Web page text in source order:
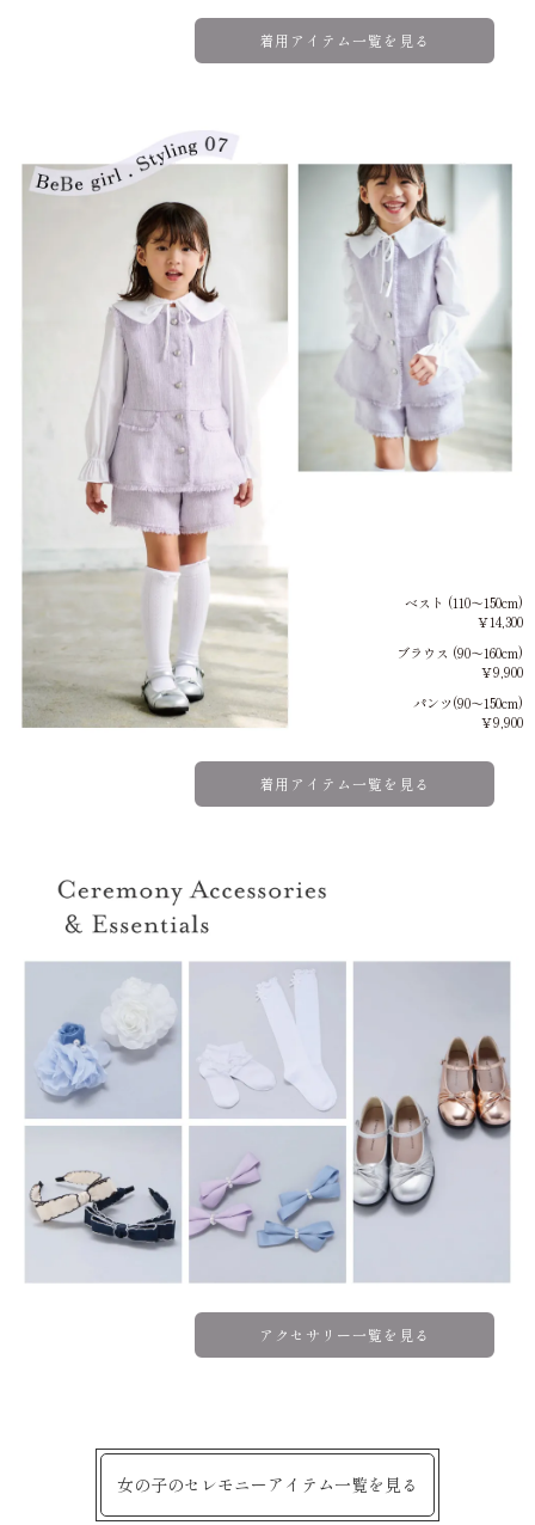
着用アイテム一覧を見る
ベスト (110～150cm)
￥14,300
ブラウス (90～160cm)
￥9,900
パンツ(90～150cm)
￥9,900
着用アイテム一覧を見る
アクセサリー一覧を見る
女の子のセレモニーアイテム一覧を見る